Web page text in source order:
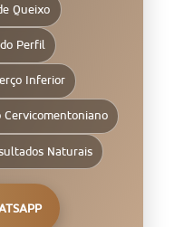
Queixo
Perfil
Inferior
Naturais